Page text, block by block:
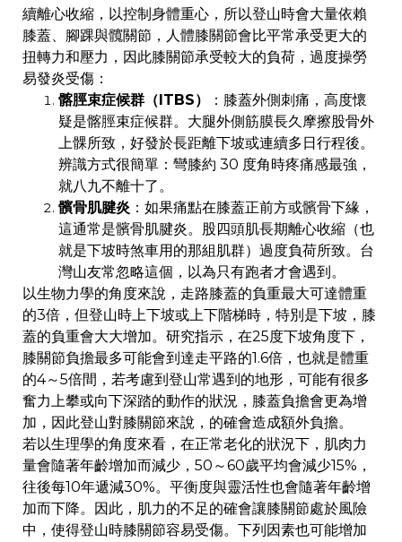
續離心收縮，以控制身體重心，所以登山時會大量依賴
膝蓋、腳踝與髖關節，人體膝關節會比平常承受更大的
扭轉力和壓力，因此膝關節承受較大的負荷，過度操勞
易發炎受傷：
髂脛束症候群（ITBS）
：膝蓋外側刺痛，高度懷
疑是髂脛束症候群。大腿外側筋膜長久摩擦股骨外
上髁所致，好發於長距離下坡或連續多日行程後。
辨識方式很簡單：彎膝約 30 度角時疼痛感最強，
就八九不離十了。
髕骨肌腱炎 ：如果痛點在膝蓋正前方或髕骨下緣，
這通常是髕骨肌腱炎。股四頭肌長期離心收縮（也
就是下坡時煞車用的那組肌群）過度負荷所致。台
灣山友常忽略這個，以為只有跑者才會遇到。
以生物力學的角度來說，走路膝蓋的負重最大可達體重
的3倍，但登山時上下坡或上下階梯時，特別是下坡，膝
蓋的負重會大大增加。研究指示，在25度下坡角度下，
膝關節負擔最多可能會到達走平路的1.6倍，也就是體重
的4～5倍間，若考慮到登山常遇到的地形，可能有很多
奮力上攀或向下深踏的動作的狀況，膝蓋負擔會更為增
加，因此登山對膝關節來說，的確會造成額外負擔。
若以生理學的角度來看，在正常老化的狀況下，肌肉力
量會隨著年齡增加而減少，50～60歲平均會減少15%，
往後每10年遞減30%。平衡度與靈活性也會隨著年齡增
加而下降。因此，肌力的不足的確會讓膝關節處於風險
中，使得登山時膝關節容易受傷。下列因素也可能增加